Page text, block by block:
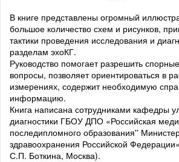
В книге представлены огромный
большое количество схем и рисунков,
тактики проведения исследования и
разделам эхоКГ.
Руководство помогает разрешить
вопросы, позволяет ориентироваться в
измерениях, содержит необходимую
информацию.
Книга написана сотрудниками кафедры
диагностики ГБОУ ДПО «Российская
последипломного образования''
здравоохранения Российской
С.П. Боткина, Москва).